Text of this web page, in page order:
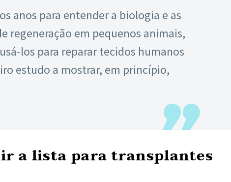
anos para entender a biologia e as
regeneração em pequenos animais,
los para reparar tecidos humanos
estudo a mostrar, em princípio,
a lista para transplantes